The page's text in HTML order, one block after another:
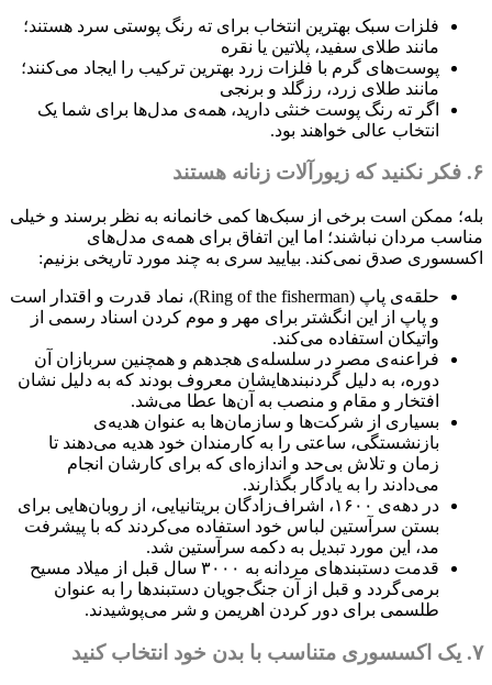
فلزات سبک بهترین انتخاب برای ته رنگ پوستی سرد هستند؛
مانند طلای سفید، پلاتین یا نقره
پوست‌های گرم با فلزات زرد بهترین ترکیب را ایجاد می‌کنند؛
مانند طلای زرد، رزگلد و برنجی
اگر ته رنگ پوست خنثی دارید، همه‌ی مدل‌ها برای شما یک
انتخاب عالی خواهند بود.
۶. فکر نکنید که زیورآلات زنانه هستند
بله؛ ممکن است برخی از سبک‌ها کمی خانمانه به نظر برسند و خیلی
مناسب مردان نباشند؛ اما این اتفاق برای همه‌ی مدل‌های
اکسسوری صدق نمی‌کند. بیایید سری به چند مورد تاریخی بزنیم:
حلقه‌ی پاپ (Ring of the fisherman)، نماد قدرت و اقتدار است
و پاپ از این انگشتر برای مهر و موم کردن اسناد رسمی از
واتیکان استفاده می‌کند.
فراعنه‌ی مصر در سلسله‌ی هجدهم و همچنین سربازان آن
دوره، به دلیل گردنبندهایشان معروف بودند که به دلیل نشان
افتخار و مقام و منصب به آن‌ها عطا می‌شد.
بسیاری از شرکت‌ها و سازمان‌ها به عنوان هدیه‌ی
بازنشستگی، ساعتی را به کارمندان خود هدیه می‌دهند تا
زمان و تلاش بی‌حد و اندازه‌ای که برای کارشان انجام
می‌دادند را به یادگار بگذارند.
در دهه‌ی ۱۶۰۰، اشراف‌زادگان بریتانیایی، از روبان‌هایی برای
بستن سرآستین لباس خود استفاده می‌کردند که با پیشرفت
مد، این مورد تبدیل به دکمه سرآستین شد.
قدمت دستبندهای مردانه به ۳۰۰۰ سال قبل از میلاد مسیح
برمی‌گردد و قبل از آن جنگ‌جویان دستبندها را به عنوان
طلسمی برای دور کردن اهریمن و شر می‌پوشیدند.
۷. یک اکسسوری متناسب با بدن خود انتخاب کنید